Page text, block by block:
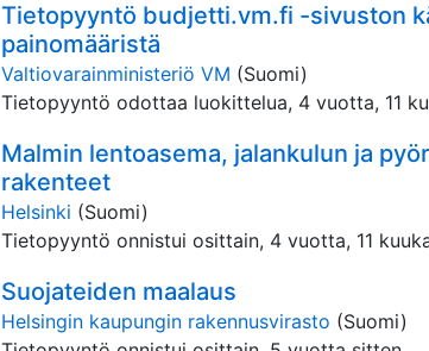
Tietopyyntö budjetti.vm.fi -sivuston
painomääristä
Valtiovarainministeriö VM (Suomi)
Tietopyyntö odottaa luokittelua, 4 vuotta, 11
Malmin lentoasema, jalankulun ja
rakenteet
Helsinki (Suomi)
Tietopyyntö onnistui osittain, 4 vuotta, 11
Suojateiden maalaus
Helsingin kaupungin rakennusvirasto (Suomi)